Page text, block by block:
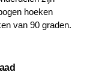
hoeken
van 90 graden.